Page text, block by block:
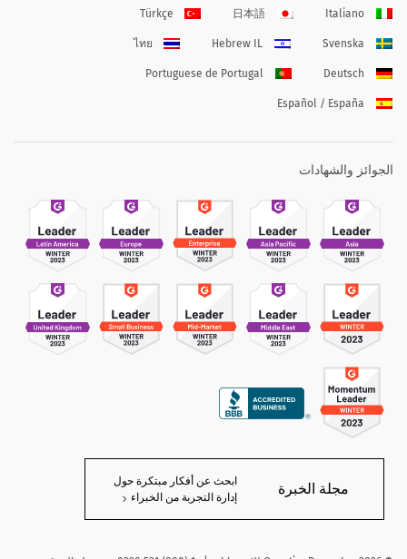
Italiano
日本語
Türkçe
Svenska
Hebrew IL
ไทย
Deutsch
Portuguese de Portugal
Español / España
الجوائز والشهادات
مجلة الخبرة
ابحث عن أفكار مبتكرة حول
إدارة التجربة من الخبراء